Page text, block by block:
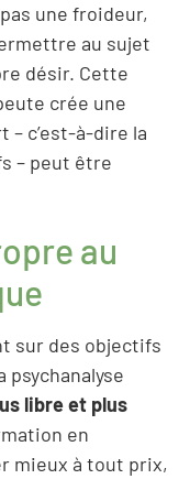
une froideur,
au sujet
désir. Cette
crée une
– c’est-à-dire la
– peut être
au
sur des objectifs
libre et plus
en
mieux à tout prix,